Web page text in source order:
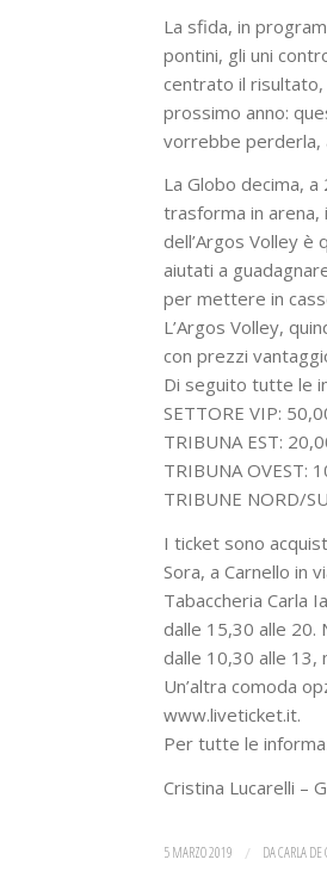
La sfida, in
pontini, gli uni
centrato il risultato,
prossimo anno:
vorrebbe perderla,
La Globo decima,
trasforma in arena,
dell’Argos Volley
aiutati a
per mettere in
L’Argos Volley,
con prezzi
Di seguito tutte le
SETTORE VIP:
TRIBUNA EST:
TRIBUNA OVEST:
TRIBUNE NORD/
I ticket sono
Sora, a Carnello in
Tabaccheria Carla
dalle 15,30 alle 20.
dalle 10,30 alle 13,
Un’altra comoda
www.liveticket.it.
Per tutte le
Cristina Lucarelli –
5 MARZO 2019 / DACARLA